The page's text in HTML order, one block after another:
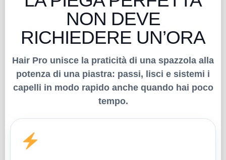
NON DEVE
RICHIEDERE UN’ORA
Hair Pro unisce la praticità di una spazzola alla
potenza di una piastra: passi, lisci e sistemi i
capelli in modo rapido anche quando hai poco
tempo.